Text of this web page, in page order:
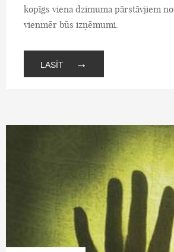
kopīgs viena dzimuma pārstāvjiem
vienmēr būs izņēmumi.
LASĪT →